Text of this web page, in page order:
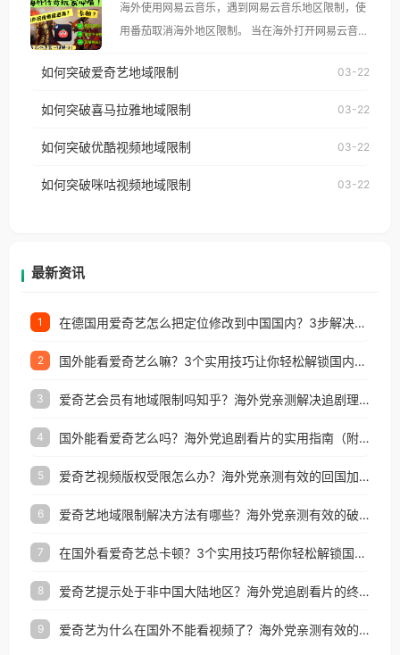
像其他音乐平台一样，出现地区及版权限制问题，且
仅能在中国大陆地区播放。 遇到这个问题的朋友们，
使用番茄回国加速器，即可解决「海外用户收听腾讯
台湾、美国、加拿大、澳大利亚、欧洲等国家和地区
权限制所困扰。
海外使用网易云音乐，遇到网易云音乐地区限制，使
用番茄取消海外地区限制。 当在海外打开网易云音
播放”的提示语。 海外用户如香港、澳门、台湾、美
国、加拿大、澳大利亚、欧洲等国家和地区时，网易
制问题，且仅能在中国大陆地区播放。 遇到这个问题
户收听网易云音乐地区版权限制」的问题，无论人在
如何突破爱奇艺地域限制 03-22
如何突破喜马拉雅地域限制 03-22
如何突破优酷视频地域限制 03-22
如何突破咪咕视频地域限制 03-22
最新资讯
1 在德国用爱奇艺怎么把定位修改到中国国内？3步解决+2个实用场景分享
2 国外能看爱奇艺么嘛？3个实用技巧让你轻松解锁国内影视（附越南华数TV定位修改+网易云海外收费解析）
3 爱奇艺会员有地域限制吗知乎？海外党亲测解决追剧理财双难题的加速器攻略
4 国外能看爱奇艺么吗？海外党追剧看片的实用指南（附避坑技巧）
5 爱奇艺视频版权受限怎么办？海外党亲测有效的回国加速器选择指南
6 爱奇艺地域限制解决方法有哪些？海外党亲测有效的破界指南
7 在国外看爱奇艺总卡顿？3个实用技巧帮你轻松解锁国内影音与生活服务
8 爱奇艺提示处于非中国大陆地区？海外党追剧看片的终极解决方案来了
9 爱奇艺为什么在国外不能看视频了？海外党亲测有效的回国加速方案来了